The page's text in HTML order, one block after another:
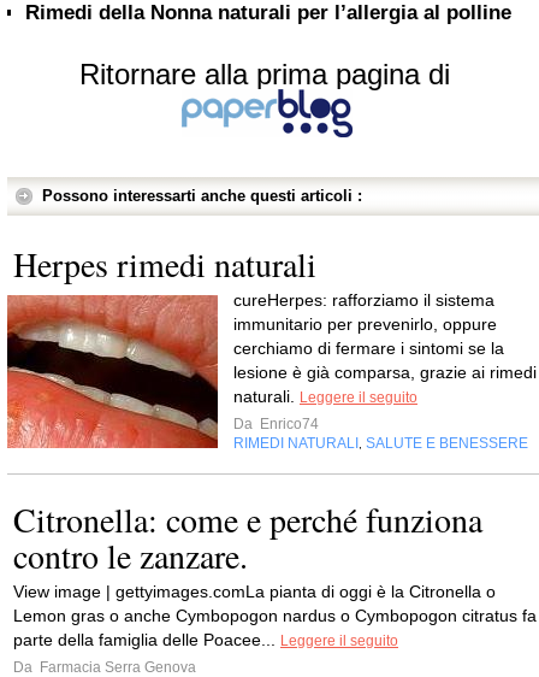
Rimedi della Nonna naturali per l’allergia al polline
Ritornare alla prima pagina di
Possono interessarti anche questi articoli :
Herpes rimedi naturali
cureHerpes: rafforziamo il sistema
immunitario per prevenirlo, oppure
cerchiamo di fermare i sintomi se la
lesione è già comparsa, grazie ai rimedi
naturali.
Leggere il seguito
Da Enrico74
RIMEDI NATURALI
SALUTE E BENESSERE
Citronella: come e perché funziona
contro le zanzare.
View image | gettyimages.comLa pianta di oggi è la Citronella o
Lemon gras o anche Cymbopogon nardus o Cymbopogon citratus fa
parte della famiglia delle Poacee...
Leggere il seguito
Da Farmacia Serra Genova